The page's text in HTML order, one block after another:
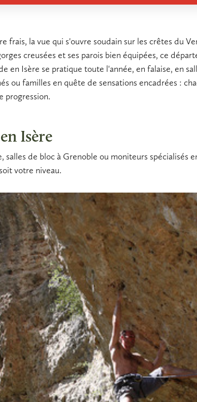
frais, la vue qui s'ouvre soudain sur les crêtes du
creusées et ses parois bien équipées, ce
en Isère se pratique toute l'année, en falaise, en
ou familles en quête de sensations encadrées :
progression.
Isère
de bloc à Grenoble ou moniteurs spécialisés
votre niveau.